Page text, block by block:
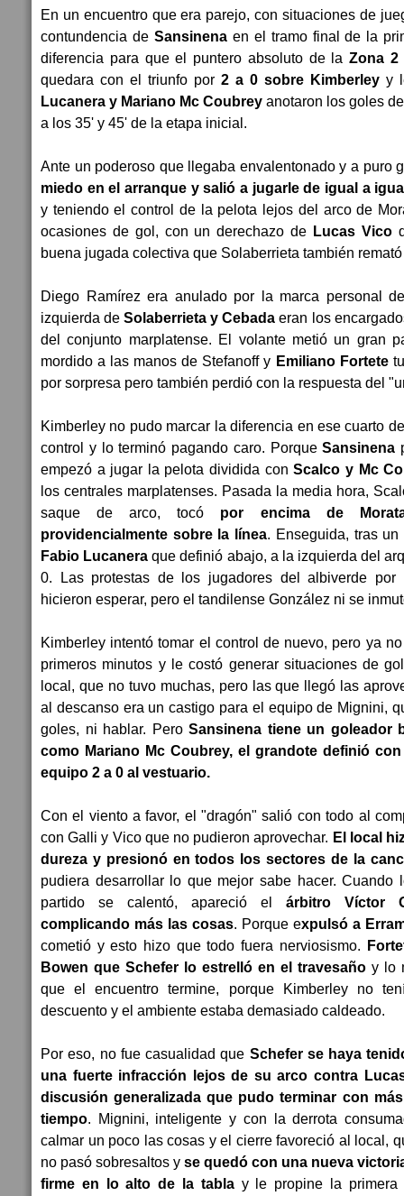
En un encuentro que era parejo, con situaciones de
contundencia de Sansinenaen el tramo final de la
diferencia para que el puntero absoluto de laZona 2
quedara con el triunfo por 2 a 0 sobre Kimberley y
Lucanera y Mariano Mc Coubrey anotaron los goles
a los 35' y 45' de la etapa inicial.
Ante un poderoso que llegaba envalentonado y a puro
miedo en el arranque y salió a jugarle de igual a
y teniendo el control de la pelota lejos del arco de
ocasiones de gol, con un derechazo de Lucas Vico
buena jugada colectiva que Solaberrieta también
Diego Ramírez era anulado por la marca personal
izquierda deSolaberrieta y Cebada eran los
del conjunto marplatense. El volante metió un gran
mordido a las manos de Stefanoff y Emiliano Fortete
por sorpresa pero también perdió con la respuesta del
Kimberley no pudo marcar la diferencia en ese cuarto
control y lo terminó pagando caro. PorqueSansinena
empezó a jugar la pelota dividida conScalco y Mc
los centrales marplatenses. Pasada la media hora,
saque de arco, tocó por encima de
providencialmente sobre la línea. Enseguida, tras
Fabio Lucanera que definió abajo, a la izquierda del
0. Las protestas de los jugadores del albiverde
hicieron esperar, pero el tandilense González ni se
Kimberley intentó tomar el control de nuevo, pero ya
primeros minutos y le costó generar situaciones de
local, que no tuvo muchas, pero las que llegó las
al descanso era un castigo para el equipo de Mignini,
goles, ni hablar. PeroSansinena tiene un goleador
como Mariano Mc Coubrey, el grandote definió
equipo 2 a 0 al vestuario.
Con el viento a favor, el "dragón" salió con todo al
con Galli y Vico que no pudieron aprovechar. El local
dureza y presionó en todos los sectores de la
pudiera desarrollar lo que mejor sabe hacer.
partido se calentó, apareció el árbitro Víctor
complicando más las cosas. Porque expulsó a
cometió y esto hizo que todo fuera nerviosismo.
Bowen que Schefer lo estrelló en el travesaño y lo
que el encuentro termine, porque Kimberley no
descuento y el ambiente estaba demasiado caldeado.
Por eso, no fue casualidad que Schefer se haya
una fuerte infracción lejos de su arco contra
discusión generalizada que pudo terminar con
tiempo. Mignini, inteligente y con la derrota
calmar un poco las cosas y el cierre favoreció al local,
no pasó sobresaltos y se quedó con una nueva
firme en lo alto de la tablay le propine la primera